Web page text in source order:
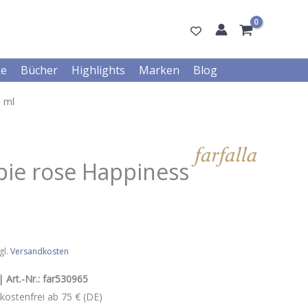
Bücher Highlights Marken Blog
ml
rose Happiness
Versandkosten
Art.-Nr.: far530965
ab 75 € (DE)